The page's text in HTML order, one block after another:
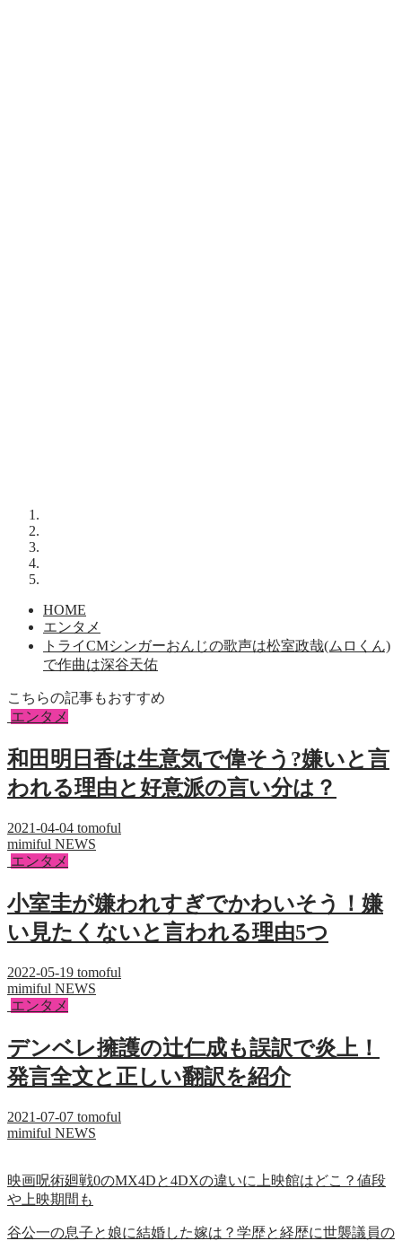
HOME
エンタメ
トライCMシンガーおんじの歌声は松室政哉(ムロくん)
で作曲は深谷天佑
こちらの記事もおすすめ
エンタメ
和田明日香は生意気で偉そう?嫌いと言
われる理由と好意派の言い分は？
2021-04-04 tomoful
mimiful NEWS
エンタメ
小室圭が嫌われすぎでかわいそう！嫌
い見たくないと言われる理由5つ
2022-05-19 tomoful
mimiful NEWS
エンタメ
デンベレ擁護の辻仁成も誤訳で炎上！
発言全文と正しい翻訳を紹介
2021-07-07 tomoful
mimiful NEWS
映画呪術廻戦0のMX4Dと4DXの違いに上映館はどこ？値段
や上映期間も
谷公一の息子と娘に結婚した嫁は？学歴と経歴に世襲議員の